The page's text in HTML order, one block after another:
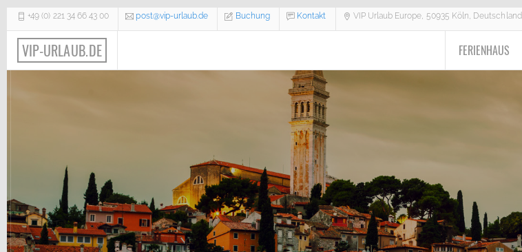
+49 (0) 221 34 66 43 00 post@vip-urlaub.de Buchung Kontakt VIP Urlaub Europe, 50935 Köln, Deutschland
VIP-URLAUB.DE FERIENHAUS